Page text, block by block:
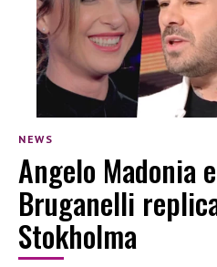
NEWS
Angelo Madonia
Bruganelli
Stokholma